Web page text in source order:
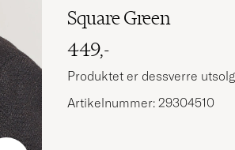
Square Green
449,-
Produktet er dessverre
Artikelnummer: 29304510